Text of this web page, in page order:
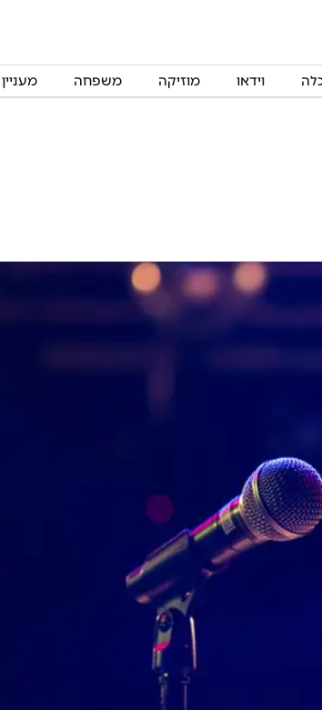
וידאו מוזיקה משפחה מעניין